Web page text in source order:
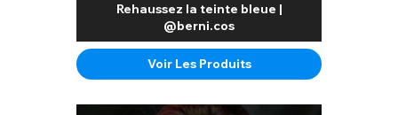
Rehaussez la teinte bleue |
@berni.cos
Voir Les Produits